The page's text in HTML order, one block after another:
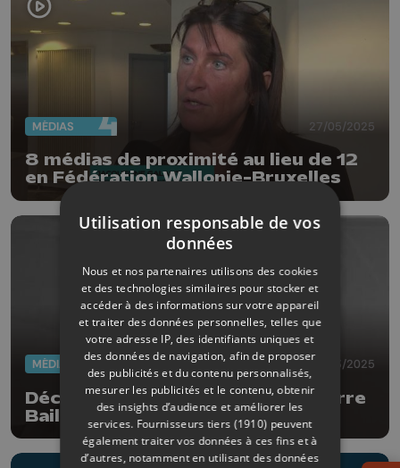
MÉDIAS 27/05/2025
8 médias de proximité au lieu de 12
en Fédération Wallonie-Bruxelles
MÉDIAS 23/03/2025
Décès de l'animateur liégeois Pierre
Bail
Utilisation responsable de vos
données
Nous et nos partenaires utilisons des cookies
et des technologies similaires pour stocker et
accéder à des informations sur votre appareil
et traiter des données personnelles, telles que
votre adresse IP, des identifiants uniques et
des données de navigation, afin de proposer
des publicités et du contenu personnalisés,
mesurer les publicités et le contenu, obtenir
des insights d’audience et améliorer les
services. Fournisseurs tiers (1910) peuvent
également traiter vos données à ces fins et à
d’autres, notamment en utilisant des données